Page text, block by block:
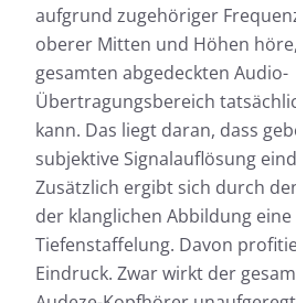
aufgrund zugehöriger
oberer Mitten und Höhen
gesamten abgedeckten Audio-
Übertragungsbereich
kann. Das liegt daran, dass
subjektive Signalauflösung
Zusätzlich ergibt sich durch
der klanglichen Abbildung
Tiefenstaffelung. Davon
Eindruck. Zwar wirkt der